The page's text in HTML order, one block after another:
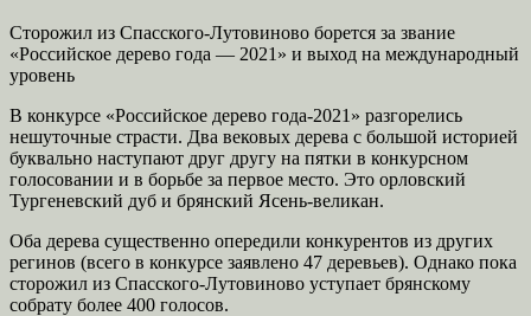
Сторожил из Спасского-Лутовиново борется за звание
«Российское дерево года — 2021» и выход на международный
уровень
В конкурсе «Российское дерево года-2021» разгорелись
нешуточные страсти. Два вековых дерева с большой историей
буквально наступают друг другу на пятки в конкурсном
голосовании и в борьбе за первое место. Это орловский
Тургеневский дуб и брянский Ясень-великан.
Оба дерева существенно опередили конкурентов из других
регинов (всего в конкурсе заявлено 47 деревьев). Однако пока
сторожил из Спасского-Лутовиново уступает брянскому
собрату более 400 голосов.